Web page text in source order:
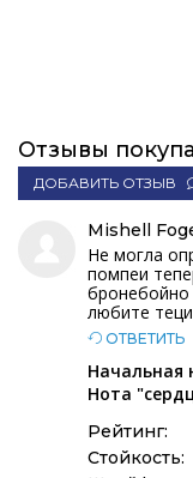
Отзывы
ДОБАВИТЬ ОТЗЫВ
Mishell
Не могла
помпеи
любите
ОТВЕТИТЬ
Начальная
Нота
Рейтинг:
Стойкость: